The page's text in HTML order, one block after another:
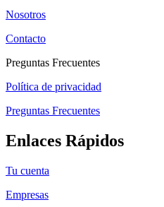
Nosotros
Contacto
Preguntas Frecuentes
Política de privacidad
Preguntas Frecuentes
Enlaces Rápidos
Tu cuenta
Empresas